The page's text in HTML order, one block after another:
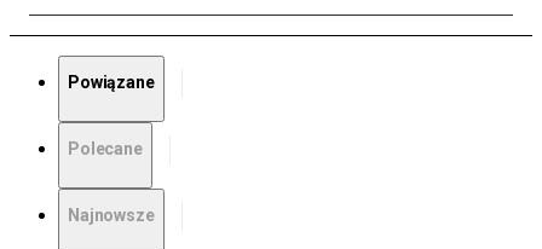
Powiązane
Polecane
Najnowsze